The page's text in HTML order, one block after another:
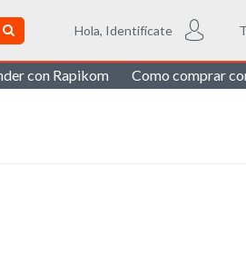
Hola, Identifícate
con Rapikom Como comprar